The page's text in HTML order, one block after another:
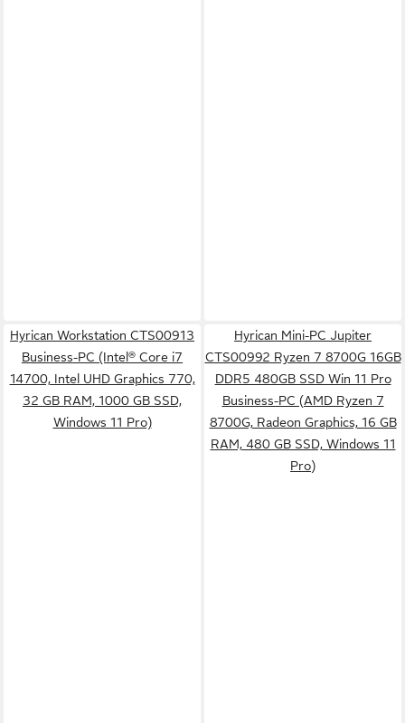
Hyrican Workstation CTS00913
Business-PC (Intel® Core i7
14700, Intel UHD Graphics 770,
32 GB RAM, 1000 GB SSD,
Windows 11 Pro)
Hyrican Mini-PC Jupiter
CTS00992 Ryzen 7 8700G 16GB
DDR5 480GB SSD Win 11 Pro
Business-PC (AMD Ryzen 7
8700G, Radeon Graphics, 16 GB
RAM, 480 GB SSD, Windows 11
Pro)